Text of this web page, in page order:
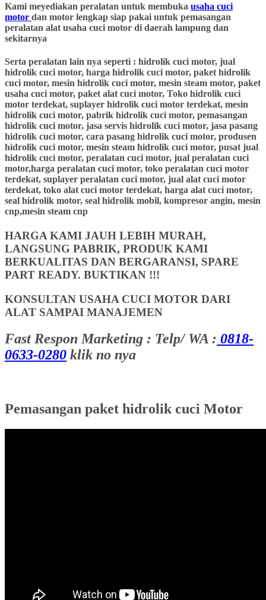
Kami meyediakan peralatan untuk membuka usaha cuci
motor dan motor lengkap siap pakai untuk pemasangan
peralatan alat usaha cuci motor di daerah lampung dan
sekitarnya
Serta peralatan lain nya seperti : hidrolik cuci motor, jual
hidrolik cuci motor, harga hidrolik cuci motor, paket hidrolik
cuci motor, mesin hidrolik cuci motor, mesin steam motor, paket
usaha cuci motor, paket alat cuci motor, Toko hidrolik cuci
motor terdekat, suplayer hidrolik cuci motor terdekat, mesin
hidrolik cuci motor, pabrik hidrolik cuci motor, pemasangan
hidrolik cuci motor, jasa servis hidrolik cuci motor, jasa pasang
hidrolik cuci motor, cara pasang hidrolik cuci motor, produsen
hidrolik cuci motor, mesin steam hidrolik cuci motor, pusat jual
hidrolik cuci motor, peralatan cuci motor, jual peralatan cuci
motor,harga peralatan cuci motor, toko peralatan cuci motor
terdekat, suplayer peralatan cuci motor, jual alat cuci motor
terdekat, toko alat cuci motor terdekat, harga alat cuci motor,
seal hidrolik motor, seal hidrolik mobil, kompresor angin, mesin
cnp,mesin steam cnp
HARGA KAMI JAUH LEBIH MURAH,
LANGSUNG PABRIK, PRODUK KAMI
BERKUALITAS DAN BERGARANSI, SPARE
PART READY. BUKTIKAN !!!
KONSULTAN USAHA CUCI MOTOR DARI
ALAT SAMPAI MANAJEMEN
Fast Respon Marketing : Telp/ WA : 0818-
0633-0280 klik no nya
Pemasangan paket hidrolik cuci Motor